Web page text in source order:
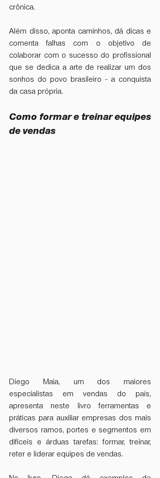
crônica.
Além disso, aponta caminhos, dá dicas e
comenta falhas com o objetivo de
colaborar com o sucesso do profissional
que se dedica a arte de realizar um dos
sonhos do povo brasileiro - a conquista
da casa própria.
Como formar e treinar equipes
de vendas
Diego Maia, um dos maiores
especialistas em vendas do país,
apresenta neste livro ferramentas e
práticas para auxiliar empresas dos mais
diversos ramos, portes e segmentos em
difíceis e árduas tarefas: formar, treinar,
reter e liderar equipes de vendas.